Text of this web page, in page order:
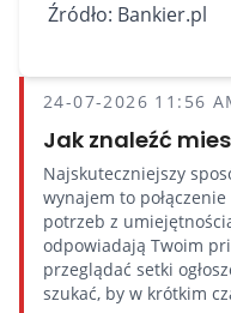
Źródło: Bankier.pl
24-07-2026 11:56
Jak znaleźć
Najskuteczniejszy
wynajem to
potrzeb z
odpowiadają Twoim
przeglądać setki
szukać, by w krótkim